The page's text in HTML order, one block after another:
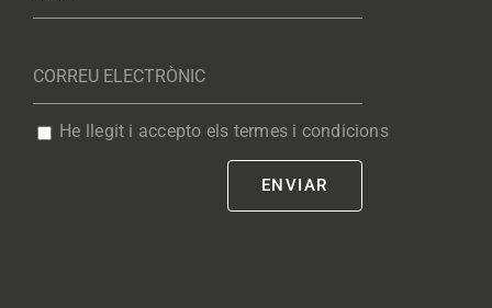
He llegit i accepto els termes i condicions